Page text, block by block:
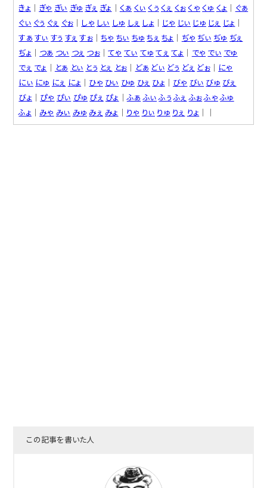
きょ │ ぎゃ ぎぃ ぎゅ ぎぇ ぎょ │ くぁ くぃ くぅ くぇ くぉくゃ くゅ くょ │ ぐぁ
ぐぃ ぐぅ ぐぇ ぐぉ │ しゃ しぃ しゅ しぇ しょ │ じゃ じぃ じゅ じぇ じょ │
すぁ すぃ すぅ すぇ すぉ│ちゃ ちぃ ちゅ ちぇ ちょ │ ぢゃ ぢぃ ぢゅ ぢぇ
ぢょ │ つぁ つぃ つぇ つぉ│てゃ てぃ てゅ てぇ てょ │ でゃ でぃ でゅ
でぇ でょ │ とぁ とぃ とぅ とぇ とぉ │ どぁ どぃ どぅ どぇ どぉ│ にゃ
にぃ にゅ にぇ にょ │ ひゃ ひぃ ひゅ ひぇ ひょ │ びゃ びぃ びゅ びぇ
びょ │ ぴゃ ぴぃ ぴゅ ぴぇ ぴょ │ふぁ ふぃ ふぅ ふぇ ふぉふゃ ふゅ
ふょ │ みゃ みぃ みゅ みぇ みょ │ りゃ りぃ りゅ りぇ りょ ││
この記事を書いた人